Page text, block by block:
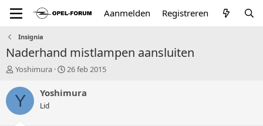
Aanmelden Registreren
Insignia
Naderhand mistlampen aansluiten
T
p
i
Yoshimura
S
a
26 feb 2015
Y Yoshimura
Lid